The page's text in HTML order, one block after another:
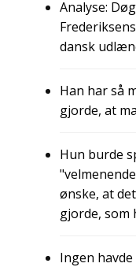
Analyse:
dansk
Han har så
gjorde, at
Hun burde
ønske, at
gjorde, som
Ingen